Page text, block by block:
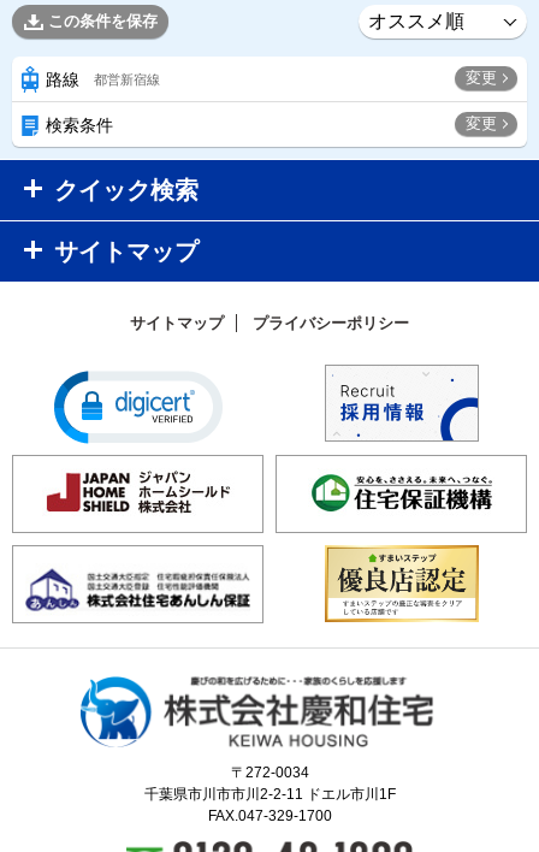
この条件を保存
路線 都営新宿線 変更
検索条件 変更
クイック検索
サイトマップ
サイトマップ プライバシーポリシー
〒272-0034
千葉県市川市市川2-2-11 ドエル市川1F
FAX.047-329-1700